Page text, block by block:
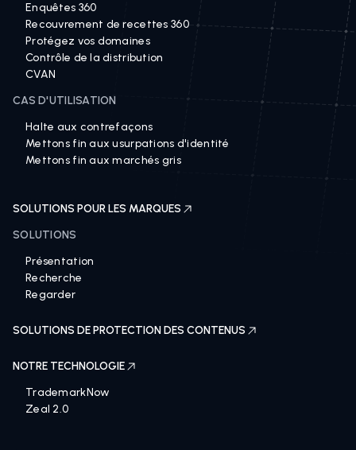
Enquêtes 360
Recouvrement de recettes 360
Protégez vos domaines
Contrôle de la distribution
CVAN
CAS D'UTILISATION
Halte aux contrefaçons
Mettons fin aux usurpations d'identité
Mettons fin aux marchés gris
SOLUTIONS POUR LES MARQUES
SOLUTIONS
Présentation
Recherche
Regarder
SOLUTIONS DE PROTECTION DES CONTENUS
NOTRE TECHNOLOGIE
TrademarkNow
Zeal 2.0